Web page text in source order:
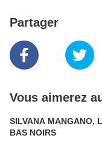
Partager
Vous aimerez
SILVANA MANGANO,
BAS NOIRS